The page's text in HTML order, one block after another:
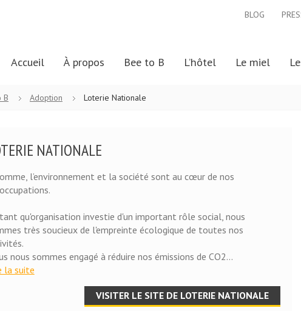
MAIN MENU
Accueil À propos Bee to B L’hôtel Le miel
BLOG
B Adoption Loterie Nationale
NATIONALE
l’environnement et la société sont au cœur de nos
qu'organisation investie d'un important rôle social, nous
très soucieux de l'empreinte écologique de toutes nos
nous sommes engagé à réduire nos émissions de CO2...
la suite
VISITER LE SITE DE LOTERIE NATIONALE